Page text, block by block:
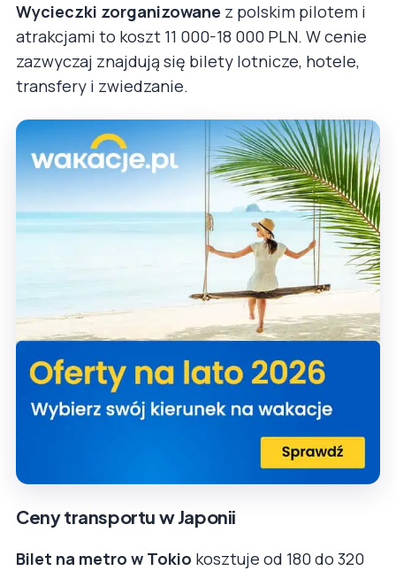
Wycieczki zorganizowane z polskim pilotem i
atrakcjami to koszt 11 000-18 000 PLN. W cenie
zazwyczaj znajdują się bilety lotnicze, hotele,
transfery i zwiedzanie.
Ceny transportu w Japonii
Bilet na metro w Tokio kosztuje od 180 do 320